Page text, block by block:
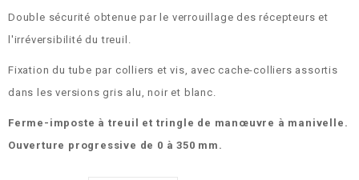
Double sécurité obtenue par le verrouillage des récepteurs et
l'irréversibilité du treuil.
Fixation du tube par colliers et vis, avec cache-colliers assortis
dans les versions gris alu, noir et blanc.
Ferme-imposte à treuil et tringle de manœuvre à manivelle.
Ouverture progressive de 0 à 350 mm.